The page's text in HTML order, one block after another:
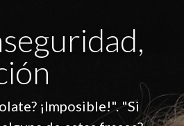
¡Imposible!". "Si